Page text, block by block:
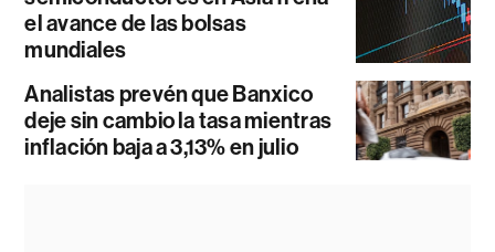
el avance de las bolsas
mundiales
Analistas prevén que Banxico
deje sin cambio la tasa mientras
inflación baja a 3,13% en julio